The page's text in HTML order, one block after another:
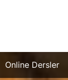
Online Dersler